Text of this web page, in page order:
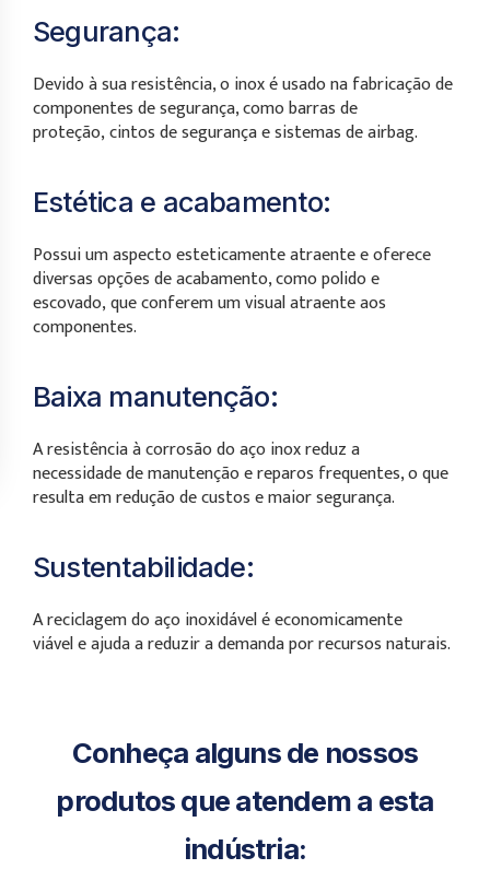
Segurança:
Devido à sua resistência, o inox é usado na fabricação de
componentes de segurança, como barras de
proteção, cintos de segurança e sistemas de airbag.
Estética e acabamento:
Possui um aspecto esteticamente atraente e oferece
diversas opções de acabamento, como polido e
escovado, que conferem um visual atraente aos
componentes.
Baixa manutenção:
A resistência à corrosão do aço inox reduz a
necessidade de manutenção e reparos frequentes, o que
resulta em redução de custos e maior segurança.
Sustentabilidade:
A reciclagem do aço inoxidável é economicamente
viável e ajuda a reduzir a demanda por recursos naturais.
Conheça alguns de nossos
produtos que atendem a esta
indústria: